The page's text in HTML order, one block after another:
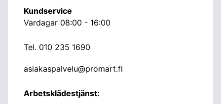
Kundservice
Vardagar 08:00 - 16:00
Tel. 010 235 1690
asiakaspalvelu@promart.fi
Arbetsklädestjänst: